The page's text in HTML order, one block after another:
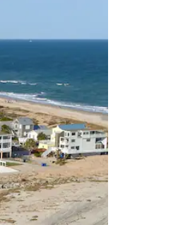
tocando e deslizando o dedo na tela.